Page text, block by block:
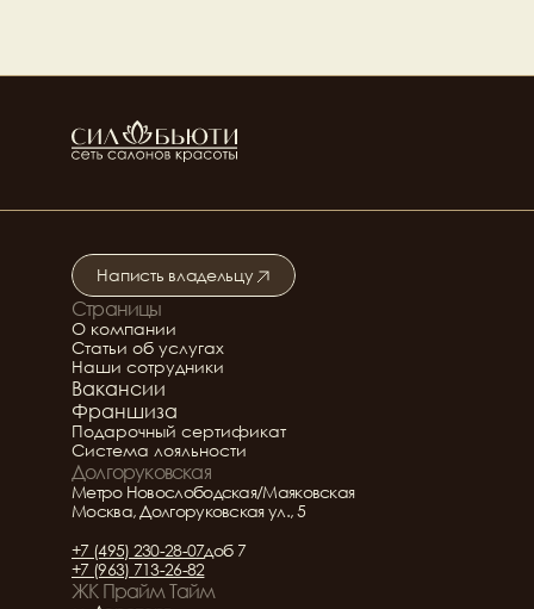
Топ стилист
Страницы
О компании
Статьи об услугах
Наши сотрудники
Вакансии
Франшиза
Подарочный сертификат
Система лояльности
Написть владельцу
Подробнее о салоне
Долгоруковская
Метро Новослободская/Маяковская
Москва, Долгоруковская ул., 5
+7 (495) 230-28-07доб 7
+7 (963) 713-26-82
ЖК Прайм Тайм